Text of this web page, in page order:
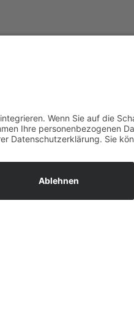
StadtRaumMonitor
aus.